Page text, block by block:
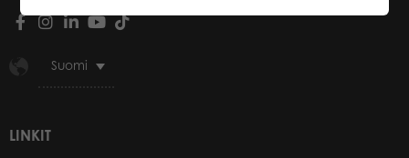
Suomi
LINKIT